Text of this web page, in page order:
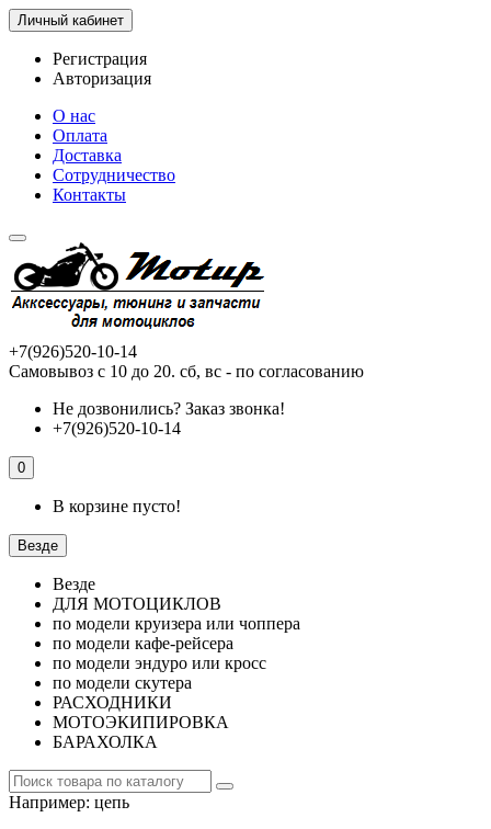
Личный кабинет
Регистрация
Авторизация
О нас
Оплата
Доставка
Сотрудничество
Контакты
+7(926)520-10-14
Самовывоз с 10 до 20. сб, вс - по согласованию
Не дозвонились? Заказ звонка!
+7(926)520-10-14
0
В корзине пусто!
Везде
Везде
ДЛЯ МОТОЦИКЛОВ
по модели круизера или чоппера
по модели кафе-рейсера
по модели эндуро или кросс
по модели скутера
РАСХОДНИКИ
МОТОЭКИПИРОВКА
БАРАХОЛКА
Например: цепь